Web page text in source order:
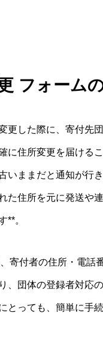
フォーム
更した際に、寄付先
に住所変更を届ける
いままだと通知が行
た住所を元に発送や
**。
寄付者の住所・電話
、団体の登録者対応
とっても、簡単に手